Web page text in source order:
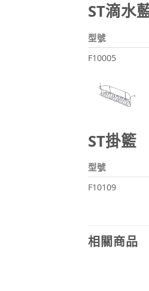
ST滴水
型號
F10005
ST掛籃
型號
F10109
相關商品